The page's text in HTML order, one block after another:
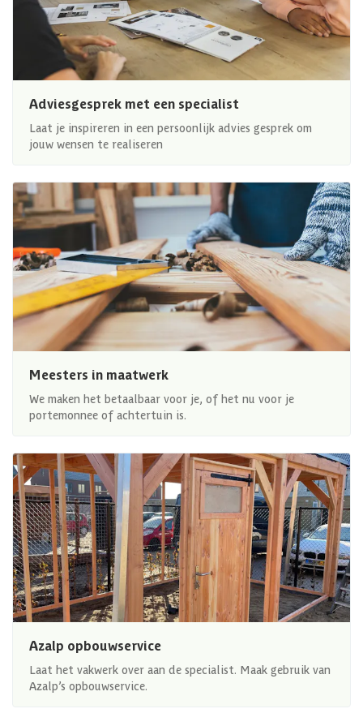
Adviesgesprek met een specialist
Laat je inspireren in een persoonlijk advies gesprek om
jouw wensen te realiseren
Meesters in maatwerk
We maken het betaalbaar voor je, of het nu voor je
portemonnee of achtertuin is.
Azalp opbouwservice
Laat het vakwerk over aan de specialist. Maak gebruik van
Azalp’s opbouwservice.